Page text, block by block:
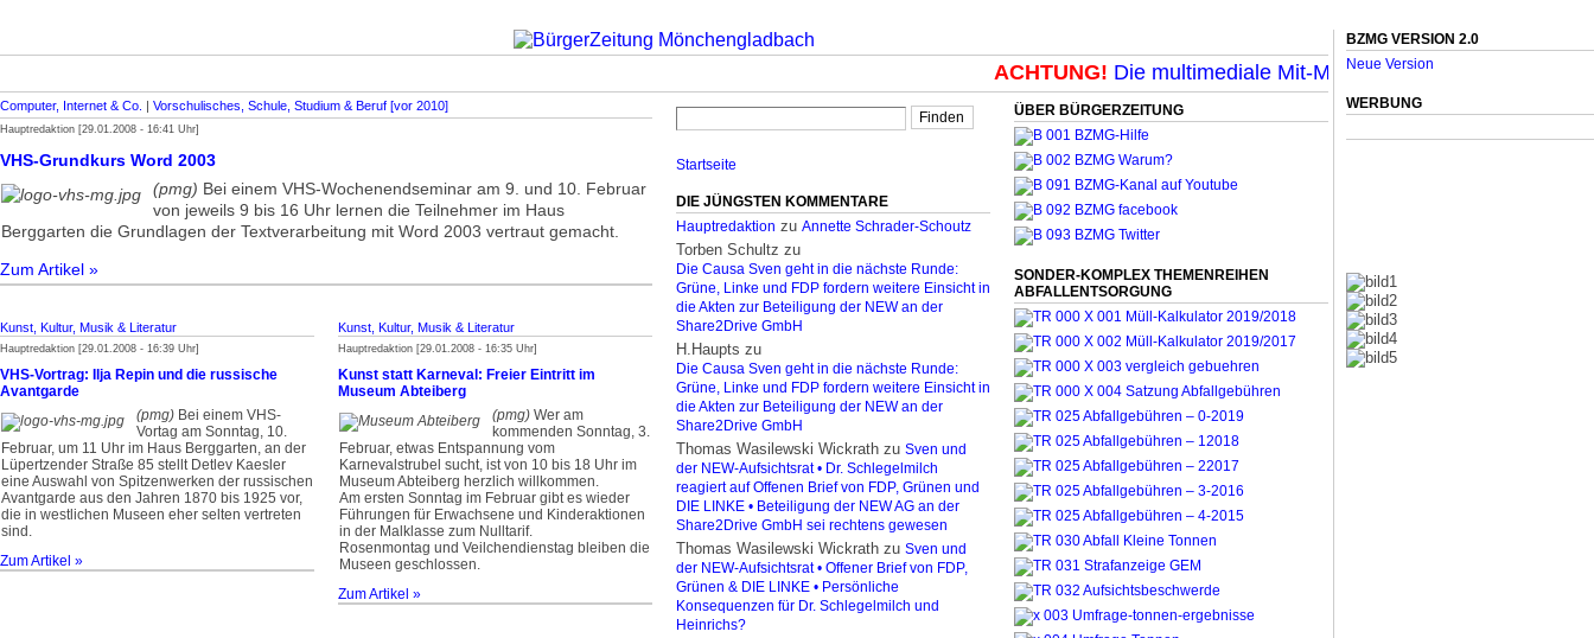
ACHTUNG!Die multimediale Mit-Mach-Zeitung für
Computer, Internet & Co. | Vorschulisches, Schule, Studium & Beruf [vor 2010]
Hauptredaktion [29.01.2008 - 16:41 Uhr]
VHS-Grundkurs Word 2003
(pmg) Bei einem VHS-Wochenendseminar am 9. und 10. Februar
von jeweils 9 bis 16 Uhr lernen die Teilnehmer im Haus
Berggarten die Grundlagen der Textverarbeitung mit Word 2003 vertraut gemacht.
Zum Artikel »
Kunst, Kultur, Musik & Literatur
Hauptredaktion [29.01.2008 - 16:39 Uhr]
VHS-Vortrag: Ilja Repin und die russische
Avantgarde
(pmg) Bei einem VHS-
Vortag am Sonntag, 10.
Februar, um 11 Uhr im Haus Berggarten, an der
Lüpertzender Straße 85 stellt Detlev Kaesler
eine Auswahl von Spitzenwerken der russischen
Avantgarde aus den Jahren 1870 bis 1925 vor,
die in westlichen Museen eher selten vertreten
sind.
Zum Artikel »
Kunst, Kultur, Musik & Literatur
Hauptredaktion [29.01.2008 - 16:35 Uhr]
Kunst statt Karneval: Freier Eintritt im
Museum Abteiberg
(pmg) Wer am
kommenden Sonntag, 3.
Februar, etwas Entspannung vom
Karnevalstrubel sucht, ist von 10 bis 18 Uhr im
Museum Abteiberg herzlich willkommen.
Am ersten Sonntag im Februar gibt es wieder
Führungen für Erwachsene und Kinderaktionen
in der Malklasse zum Nulltarif.
Rosenmontag und Veilchendienstag bleiben die
Museen geschlossen.
Zum Artikel »
Startseite
DIE JÜNGSTEN KOMMENTARE
Hauptredaktion zu Annette Schrader-Schoutz
Torben Schultz zu
Die Causa Sven geht in die nächste Runde:
Grüne, Linke und FDP fordern weitere Einsicht in
die Akten zur Beteiligung der NEW an der
Share2Drive GmbH
H.Haupts zu
Die Causa Sven geht in die nächste Runde:
Grüne, Linke und FDP fordern weitere Einsicht in
die Akten zur Beteiligung der NEW an der
Share2Drive GmbH
Thomas Wasilewski Wickrath zu Sven und
der NEW-Aufsichtsrat • Dr. Schlegelmilch
reagiert auf Offenen Brief von FDP, Grünen und
DIE LINKE • Beteiligung der NEW AG an der
Share2Drive GmbH sei rechtens gewesen
Thomas Wasilewski Wickrath zu Sven und
der NEW-Aufsichtsrat • Offener Brief von FDP,
Grünen & DIE LINKE • Persönliche
Konsequenzen für Dr. Schlegelmilch und
Heinrichs?
ÜBER BÜRGERZEITUNG
SONDER-KOMPLEX THEMENREIHEN
ABFALLENTSORGUNG
BZMG VERSION 2.0
Neue Version
WERBUNG